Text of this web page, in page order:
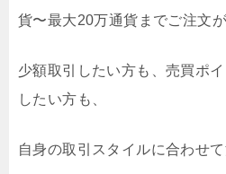
貨〜最大20万通貨までご注文が
少額取引したい方も、売買ポ
したい方も、
自身の取引スタイルに合わせて